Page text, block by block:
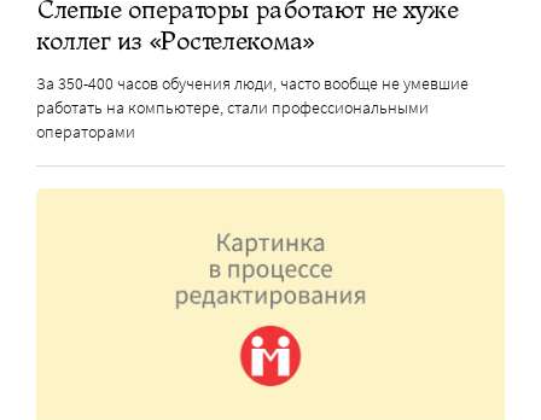
Слепые операторы работают не хуже
коллег из «Ростелекома»
За 350-400 часов обучения люди, часто вообще не умевшие
работать на компьютере, стали профессиональными
операторами